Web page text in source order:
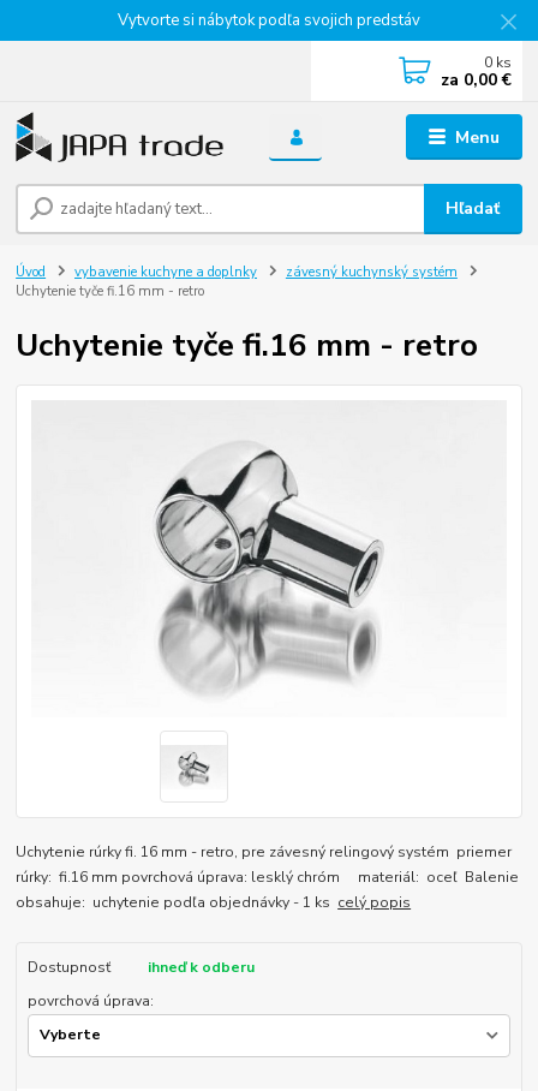
Vytvorte si nábytok podľa svojich predstáv
Menu
Hľadať
0 ks
za 0,00 €
Úvod vybavenie kuchyne a doplnky
závesný kuchynský systém
Uchytenie tyče fi.16 mm - retro
Uchytenie tyče fi.16 mm - retro
Uchytenie rúrky fi. 16 mm - retro, pre závesný relingový systém priemer
rúrky: fi.16 mm povrchová úprava: lesklý chróm materiál: oceľ Balenie
obsahuje: uchytenie podľa objednávky - 1 ks celý popis
Dostupnosť
ihneď k odberu
povrchová úprava: